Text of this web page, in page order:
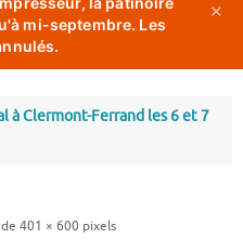
mi-septembre. Les
✕
à Clermont-Ferrand les 6 et 7
401 × 600 pixels